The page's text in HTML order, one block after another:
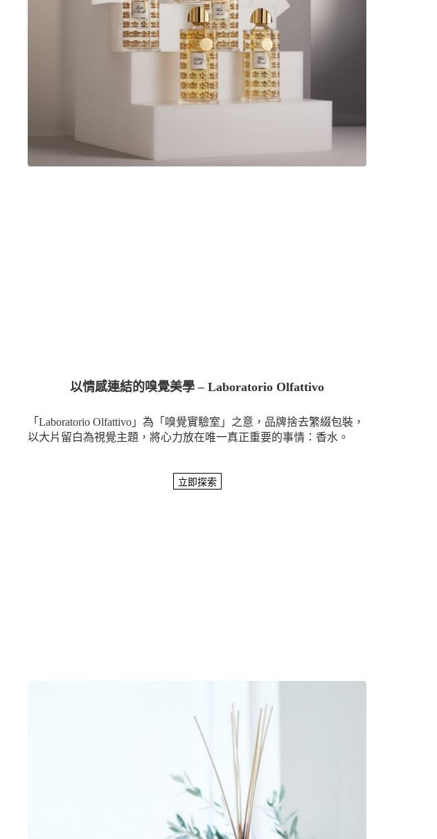
以情感連結的嗅覺美學 – Laboratorio Olfattivo
「Laboratorio Olfattivo」為「嗅覺實驗室」之意，品牌捨去繁綴包裝，
以大片留白為視覺主題，將心力放在唯一真正重要的事情：香水。